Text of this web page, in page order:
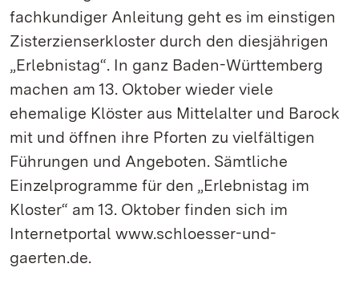
fachkundiger Anleitung geht es im einstigen
Zisterzienserkloster durch den diesjährigen
„Erlebnistag“. In ganz Baden-Württemberg
machen am 13. Oktober wieder viele
ehemalige Klöster aus Mittelalter und Barock
mit und öffnen ihre Pforten zu vielfältigen
Führungen und Angeboten. Sämtliche
Einzelprogramme für den „Erlebnistag im
Kloster“ am 13. Oktober finden sich im
Internetportal www.schloesser-und-
gaerten.de.